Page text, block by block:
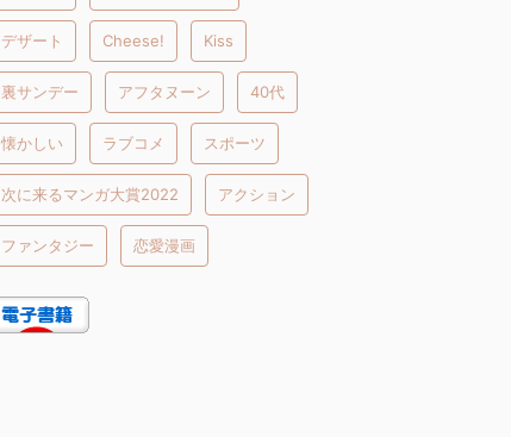
デザート Cheese! Kiss
裏サンデー アフタヌーン 40代
懐かしい ラブコメ スポーツ
次に来るマンガ大賞2022 アクション
ファンタジー 恋愛漫画